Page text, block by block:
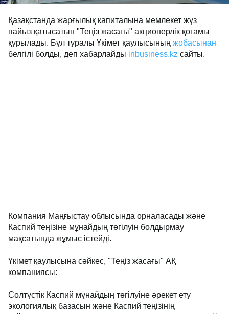
Қазақстанда жарғылық капиталына мемлекет жүз
пайыз қатысатын "Теңіз жасағы" акционерлік қоғамы
құрылады. Бұл туралы Үкімет қаулысының жобасынан
белгілі болды, деп хабарлайды inbusiness.kz сайты.
Компания Маңғыстау облысында орналасады және
Каспий теңізіне мұнайдың төгілуін болдырмау
мақсатында жұмыс істейді.
Үкімет қаулысына сәйкес, "Теңіз жасағы" АҚ
компаниясы:
Солтүстік Каспий мұнайдың төгілуіне әрекет ету
экологиялық базасын және Каспий теңізінің